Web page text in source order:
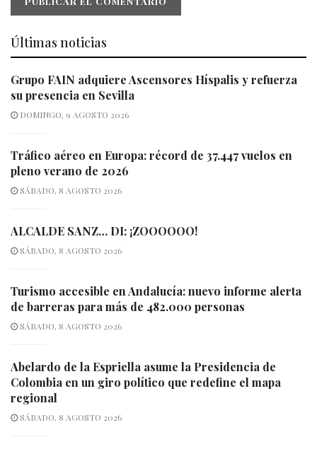
Últimas noticias
Grupo FAIN adquiere Ascensores Híspalis y refuerza
su presencia en Sevilla
DOMINGO, 9 AGOSTO 2026
Tráfico aéreo en Europa: récord de 37.447 vuelos en
pleno verano de 2026
SÁBADO, 8 AGOSTO 2026
ALCALDE SANZ… DI: ¡ZOOOOOO!
SÁBADO, 8 AGOSTO 2026
Turismo accesible en Andalucía: nuevo informe alerta
de barreras para más de 482.000 personas
SÁBADO, 8 AGOSTO 2026
Abelardo de la Espriella asume la Presidencia de
Colombia en un giro político que redefine el mapa
regional
SÁBADO, 8 AGOSTO 2026